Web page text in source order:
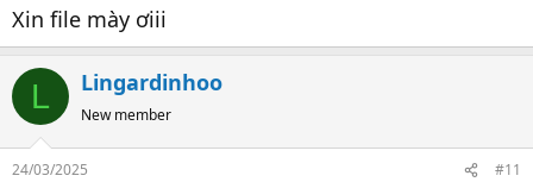
Xin file mày ơiii
L Lingardinhoo
New member
24/03/2025 #11